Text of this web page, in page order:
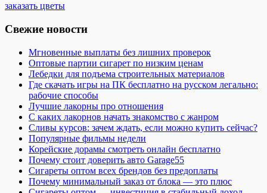
заказать цветы
Свежие новости
Мгновенные выплаты без лишних проверок
Оптовые партии сигарет по низким ценам
Лебедки для подъема строительных материалов
Где скачать игры на ПК бесплатно на русском легально:
рабочие способы
Лучшие лакорны про отношения
С каких лакорнов начать знакомство с жанром
Сливы курсов: зачем ждать, если можно купить сейчас?
Популярные фильмы недели
Корейские дорамы смотреть онлайн бесплатно
Почему стоит доверить авто Garage55
Сигареты оптом всех брендов без предоплаты
Почему минимальный заказ от блока — это плюс